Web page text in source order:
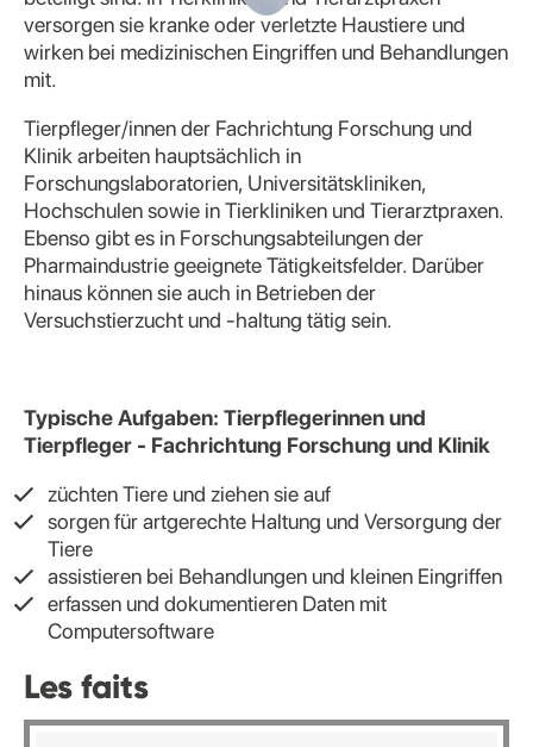
versorgen sie kranke oder verletzte Haustiere und
wirken bei medizinischen Eingriffen und Behandlungen
mit.
Tierpfleger/innen der Fachrichtung Forschung und
Klinik arbeiten hauptsächlich in
Forschungslaboratorien, Universitätskliniken,
Hochschulen sowie in Tierkliniken und Tierarztpraxen.
Ebenso gibt es in Forschungsabteilungen der
Pharmaindustrie geeignete Tätigkeitsfelder. Darüber
hinaus können sie auch in Betrieben der
Versuchstierzucht und -haltung tätig sein.
Typische Aufgaben: Tierpflegerinnen und
Tierpfleger - Fachrichtung Forschung und Klinik
züchten Tiere und ziehen sie auf
sorgen für artgerechte Haltung und Versorgung der
Tiere
assistieren bei Behandlungen und kleinen Eingriffen
erfassen und dokumentieren Daten mit
Computersoftware
Les faits